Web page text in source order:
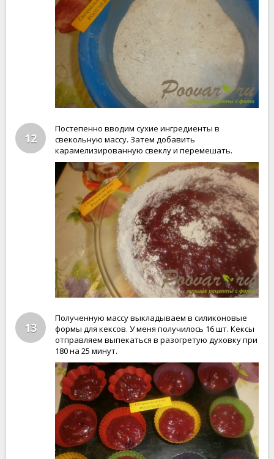
12
Постепенно вводим сухие ингредиенты в
свекольную массу. Затем добавить
карамелизированную свеклу и перемешать.
13
Полученную массу выкладываем в силиконовые
формы для кексов. У меня получилось 16 шт. Кексы
отправляем выпекаться в разогретую духовку при
180 на 25 минут.